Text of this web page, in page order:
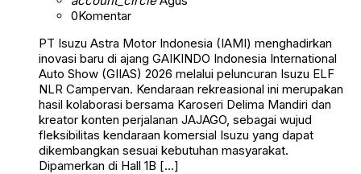
0Komentar
PT Isuzu Astra Motor Indonesia (IAMI) menghadirkan
inovasi baru di ajang GAIKINDO Indonesia International
Auto Show (GIIAS) 2026 melalui peluncuran Isuzu ELF
NLR Campervan. Kendaraan rekreasional ini merupakan
hasil kolaborasi bersama Karoseri Delima Mandiri dan
kreator konten perjalanan JAJAGO, sebagai wujud
fleksibilitas kendaraan komersial Isuzu yang dapat
dikembangkan sesuai kebutuhan masyarakat.
Dipamerkan di Hall 1B […]